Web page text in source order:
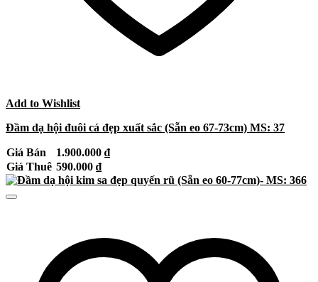
Add to Wishlist
Đầm dạ hội đuôi cá đẹp xuất sắc (Sẵn eo 67-73cm) MS: 37
Giá Bán 1.900.000 ₫
Giá Thuê 590.000 ₫